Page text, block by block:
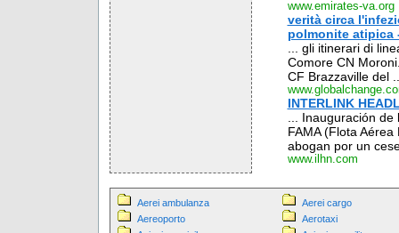
www.emirates-va.org
verità circa
polmonite atipica
... gli itinerari di
Comore CN
CF Brazzaville del
INTERLINK
... Inauguración
FAMA (Flota
abogan por un
www.ilhn.com
Aerei ambulanza
Aerei cargo
Aereoporto
Aerotaxi